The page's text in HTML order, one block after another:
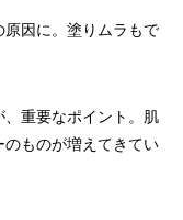
因に。塗りムラもで
重要なポイント。肌
ものが増えてきてい